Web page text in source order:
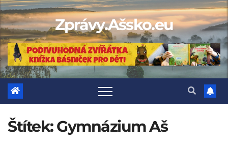
Skip
to
content
Zprávy.Ašsko.eu
Štítek:Gymnázium Aš